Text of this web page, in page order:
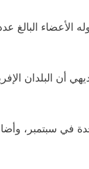
أن البلدان
في سبتمبر،